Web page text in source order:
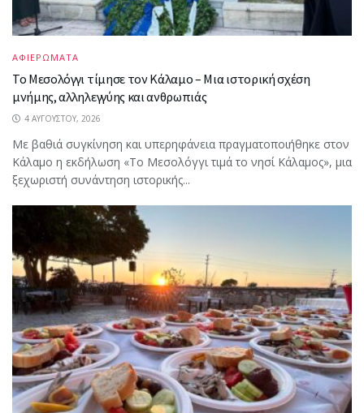
ΑΦΙΕΡΩΜΑΤΑ
Το Μεσολόγγι τίμησε τον Κάλαμο – Μια ιστορική σχέση
μνήμης, αλληλεγγύης και ανθρωπιάς
4 ΑΥΓΟΎΣΤΟΥ, 2026
Με βαθιά συγκίνηση και υπερηφάνεια πραγματοποιήθηκε στον
Κάλαμο η εκδήλωση «Το Μεσολόγγι τιμά το νησί Κάλαμος», μια
ξεχωριστή συνάντηση ιστορικής...